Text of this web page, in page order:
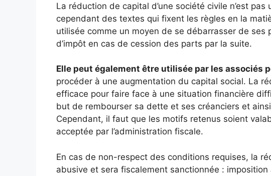
La réduction de capital d’une société civile n’est
cependant des textes qui fixent les règles en la
utilisée comme un moyen de se débarrasser de ses
d’impôt en cas de cession des parts par la suite.
Elle peut également être utilisée par les associés
procéder à une augmentation du capital social. La
efficace pour faire face à une situation financière
but de rembourser sa dette et ses créanciers et
Cependant, il faut que les motifs retenus soient
acceptée par l’administration fiscale.
En cas de non-respect des conditions requises, la
abusive et sera fiscalement sanctionnée :